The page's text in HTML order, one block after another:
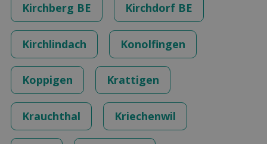
Kirchberg BE Kirchdorf BE
Kirchlindach Konolfingen
Koppigen Krattigen
Krauchthal Kriechenwil